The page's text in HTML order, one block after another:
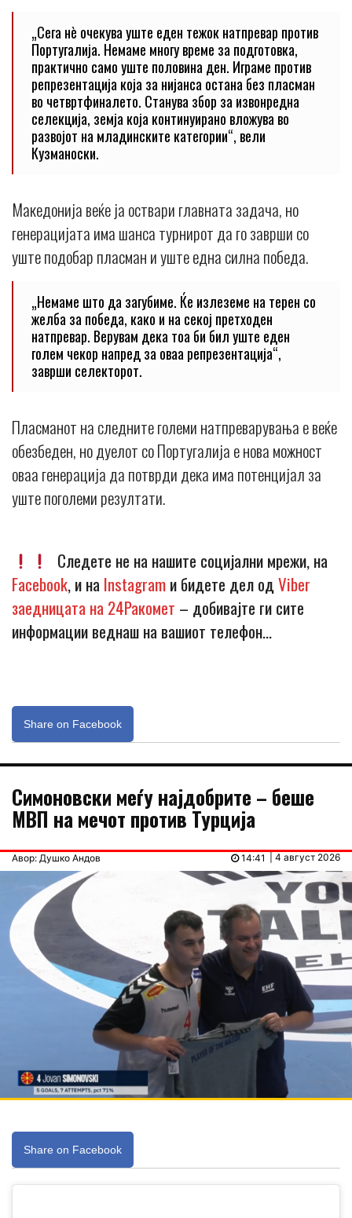
„Сега нè очекува уште еден тежок натпревар против
Португалија. Немаме многу време за подготовка,
практично само уште половина ден. Играме против
репрезентација која за нијанса остана без пласман
во четвртфиналето. Станува збор за извонредна
селекција, земја која континуирано вложува во
развојот на младинските категории“, вели
Кузманоски.
Македонија веќе ја оствари главната задача, но
генерацијата има шанса турнирот да го заврши со
уште подобар пласман и уште една силна победа.
„Немаме што да загубиме. Ќе излеземе на терен со
желба за победа, како и на секој претходен
натпревар. Верувам дека тоа би бил уште еден
голем чекор напред за оваа репрезентација“,
заврши селекторот.
Пласманот на следните големи натпреварувања е веќе
обезбеден, но дуелот со Португалија е нова можност
оваа генерација да потврди дека има потенцијал за
уште поголеми резултати.
Следете не на нашите социјални мрежи, на
Facebook, и на Instagramи бидете дел одViber
заедницата на 24Ракомет – добивајте ги сите
информации веднаш на вашиот телефон…
Share on Facebook
Симоновски меѓу најдобрите – беше
МВП на мечот против Турција
Авор: Душко Андов | 4 август 2026
14:41
Share on Facebook